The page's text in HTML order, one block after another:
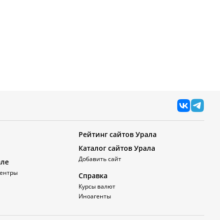
Рейтинг сайтов Урала
Каталог сайтов Урала
Добавить сайт
Справка
Курсы валют
Иноагенты